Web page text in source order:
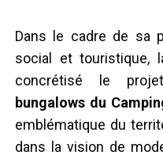
A
B
Dans le cadre de sa
social et touristique,
concrétisé le
bungalows du
emblématique du
dans la vision de